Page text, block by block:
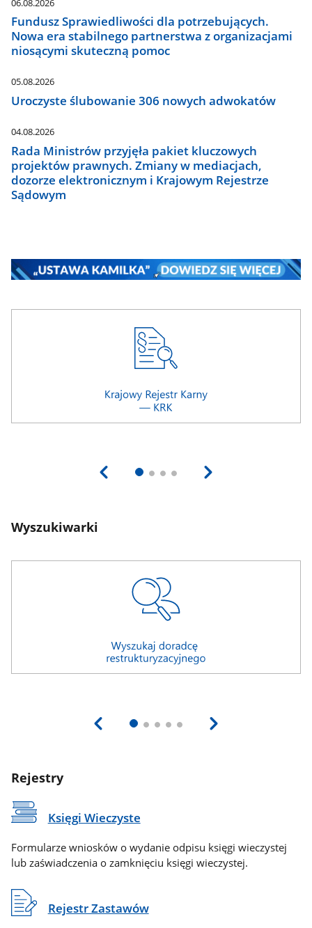
06.08.2026
Fundusz Sprawiedliwości dla potrzebujących.
Nowa era stabilnego partnerstwa z organizacjami
niosącymi skuteczną pomoc
05.08.2026
Uroczyste ślubowanie 306 nowych adwokatów
04.08.2026
Rada Ministrów przyjęła pakiet kluczowych
projektów prawnych. Zmiany w mediacjach,
dozorze elektronicznym i Krajowym Rejestrze
Sądowym
Wyszukiwarki
Rejestry
Księgi Wieczyste
Formularze wniosków o wydanie odpisu księgi wieczystej
lub zaświadczenia o zamknięciu księgi wieczystej.
Rejestr Zastawów